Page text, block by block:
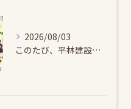
2026/08/03
このたび、平林建設では、お子さまが木とふれあい・木について学...